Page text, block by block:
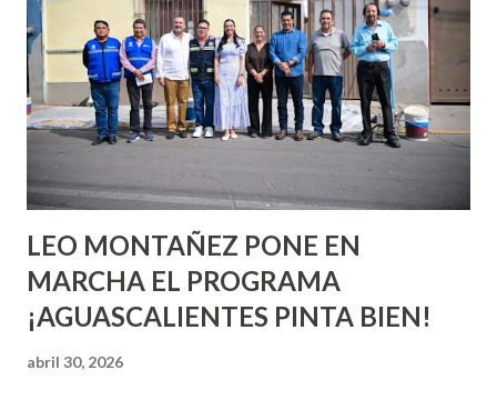
aprender y nuevas experiencias que conocer. Si eres una
chica y aún no has tenido relaciones sexuales, tal vez
pienses que el sexo será increíble y no puedas esperar para
experimentarlo, pero como cualquier persona con
experiencia te dirá, siempre es mejor cuando ambas partes
son suficientemen...
LEO MONTAÑEZ PONE EN
MARCHA EL PROGRAMA
¡AGUASCALIENTES PINTA BIEN!
abril 30, 2026